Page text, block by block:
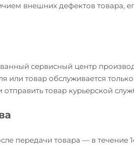
внешних дефектов товара,
сервисный центр
или товар обслуживается
товар курьерской
передачи товара — в течение